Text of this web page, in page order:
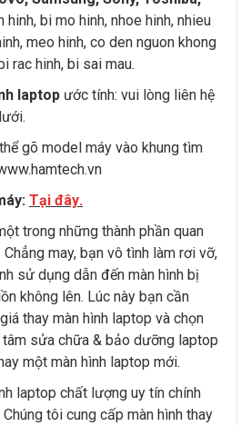
hinh, bi mo hinh, nhoe hinh, nhieu
meo hinh, co den nguon khong
rac hinh, bi sai mau.
laptop ước tính: vui lòng liên hệ
gõ model máy vào khung tìm
Tại đây.
trong những thành phần quan
may, bạn vô tình làm rơi vỡ,
sử dụng dẫn đến màn hình bị
không lên. Lúc này bạn cần
thay màn hình laptop và chọn
tâm sửa chữa & bảo dưỡng laptop
một màn hình laptop mới.
laptop chất lượng uy tín chính
tôi cung cấp màn hình thay